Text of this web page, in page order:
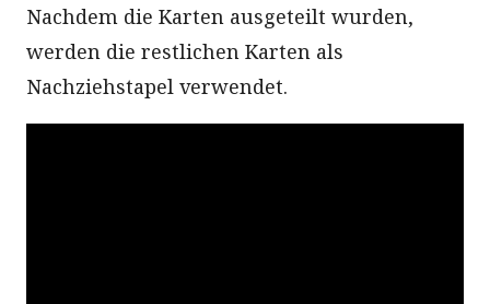
Nachdem die Karten ausgeteilt wurden,
werden die restlichen Karten als
Nachziehstapel verwendet.